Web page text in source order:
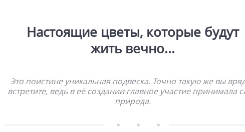
Настоящие цветы, которые будут
жить вечно...
Это поистине уникальная подвеска. Точно такую же вы
встретите, ведь в её создании главное участие принимала
природа.